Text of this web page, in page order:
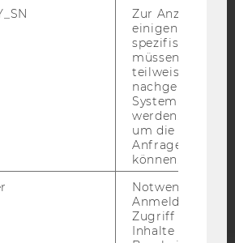
SOCIAL MEDIA
UND STUDIERENDE
Barrierefreiheitserklärung
Zur Anzeige von
einigen WU-
spezifischen
müssen
teilweise von
nachgelagerten
System
werden.
um die Antwort
Anfrage
können.
Notwendig für
Anmeldung und
Zugriff auf
Inhalte oder zur